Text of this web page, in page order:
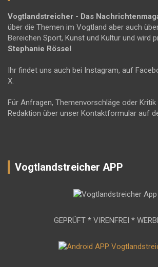
Vogtlandstreicher - Das
über die Themen im Vogtland aber auch
Bereichen Sport, Kunst und Kultur und wird
Stephanie Rössel .
Ihr findet uns auch bei Instagram, auf
X.
Für Anfragen, Themenvorschläge oder
Redaktion über unser Kontaktformular auf
Vogtlandstreicher APP
GEPRÜFT * VIRENFREI *